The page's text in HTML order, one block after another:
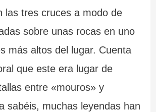
las tres cruces a modo de
sobre unas rocas en uno
más altos del lugar. Cuenta
que este era lugar de
entre «mouros» y
sabéis, muchas leyendas han